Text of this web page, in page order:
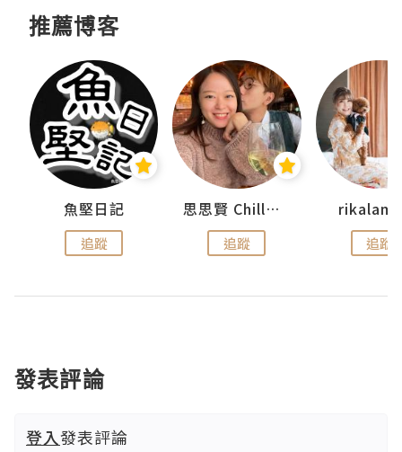
推薦博客
魚堅日記
追蹤
思思賢 ChillMyBabe
追蹤 追蹤
發表評論
登入發表評論